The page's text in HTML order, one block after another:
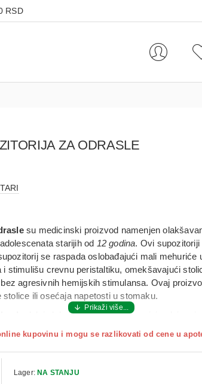
RSD
ZA ODRASLE
su medicinski proizvod namenjen
starijih od 12 godina. Ovi supozitoriji
se raspada oslobađajući mali mehuriće
i stimulišu crevnu peristaltiku, omekšavajući
bez agresivnih hemijskih stimulansa. Ovaj
ili osećaja napetosti u stomaku.
deluju lokalno u rektumu, sa minimalnim
, uz poštovanje uputstava o doziranju. Idealni su
nakon putovanja, promene ishrane ili
stariji od 12 godina:
kupovinu i mogu se razlikovati od cene u
Lager: NA STANJU